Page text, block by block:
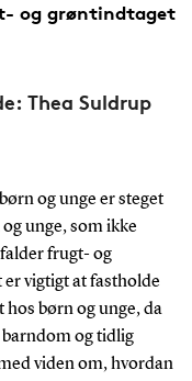
og grøntindtaget
Thea Suldrup
og unge er steget
unge, som ikke
frugt- og
er vigtigt at fastholde
børn og unge, da
og tidlig
viden om, hvordan